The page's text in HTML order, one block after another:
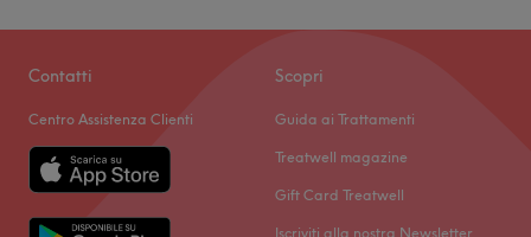
Contatti
Centro Assistenza Clienti
Scopri
Guida ai Trattamenti
Treatwell magazine
Gift Card Treatwell
Iscriviti alla nostra Newsletter